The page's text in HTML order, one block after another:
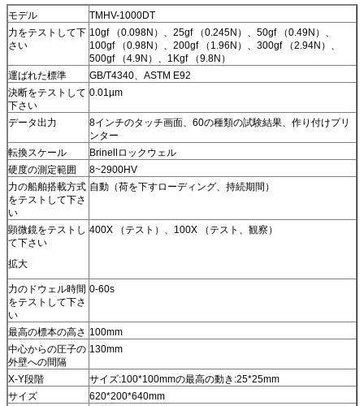
モデル
TMHV-1000DT
力をテストして下
さい
10gf （0.098N）、25gf （0.245N）、50gf （0.49N）、
100gf （0.98N）、200gf （1.96N）、300gf （2.94N）、
500gf （4.9N）、1Kgf （9.8N）
運ばれた標準
GB/T4340、ASTM E92
決断をテストして
下さい
0.01µm
データ出力
8インチのタッチ画面、60の種類の試験結果、作り付けプリ
ンター
転換スケール
Brinellロックウェル
硬度の測定範囲
8~2900HV
力の船舶搭載方式
をテストして下さ
い
自動（荷を下すローディング、持続期間）
顕微鏡をテストし
て下さい
拡大
400X （テスト）、100X （テスト、観察）
力のドウェル時間
をテストして下さ
い
0-60s
最高の標本の高さ 100mm
中心からの圧子の
外壁への間隔
130mm
X-Y段階
サイズ:100*100mmの最高の動き:25*25mm
サイズ
620*200*640mm